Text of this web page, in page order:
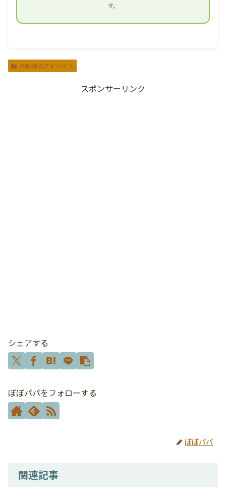
す。
元教師のアドバイス
スポンサーリンク
シェアする
ぼぼパパをフォローする
ぼぼパパ
関連記事